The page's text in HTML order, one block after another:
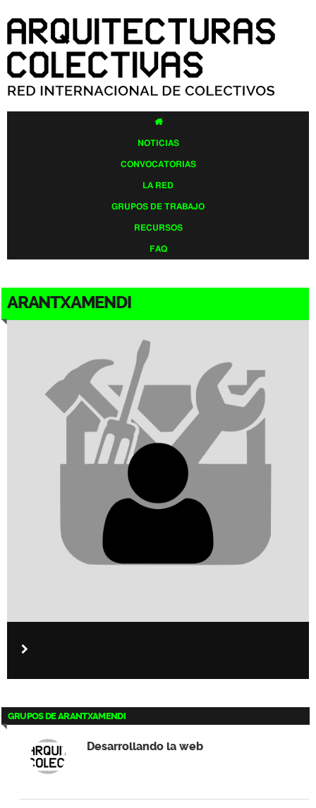
contenido
principal

NOTICIAS
CONVOCATORIAS
LA RED
GRUPOS DE TRABAJO
RECURSOS
FAQ
ARANTXAMENDI
GRUPOS DE ARANTXAMENDI
Desarrollando la web